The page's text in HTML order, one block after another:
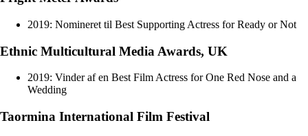
2019: Nomineret til Best Supporting Actress for Ready or Not
Ethnic Multicultural Media Awards, UK
2019: Vinder af en Best Film Actress for One Red Nose and a
Wedding
Taormina International Film Festival